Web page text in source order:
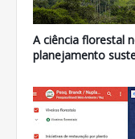
A ciência florestal
planejamento